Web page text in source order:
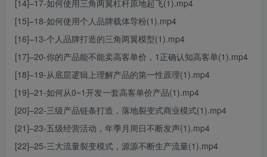
[14]–17-如何使用三角两翼杠杆原地起飞(1).mp4
[15]–18-如何使用个人品牌载体导粉(1).mp4
[16]–13-个人品牌打造的三角两翼模型(1).mp4
[17]–20-你的产品能不能卖高客单价，1正确认知高客单(1).mp4
[18]–19-从底层逻辑上理解产品的第一性原理(1).mp4
[19]–21-如何从0~1开发一套高客单价产品(1).mp4
[20]–22-三级产品链条打造，落地裂变式商业模式(1).mp4
[21]–23-五级经营活动，年季月周日不断发声(1).mp4
[22]–25-三大流量裂变模式，源源不断生产流量(1).mp4